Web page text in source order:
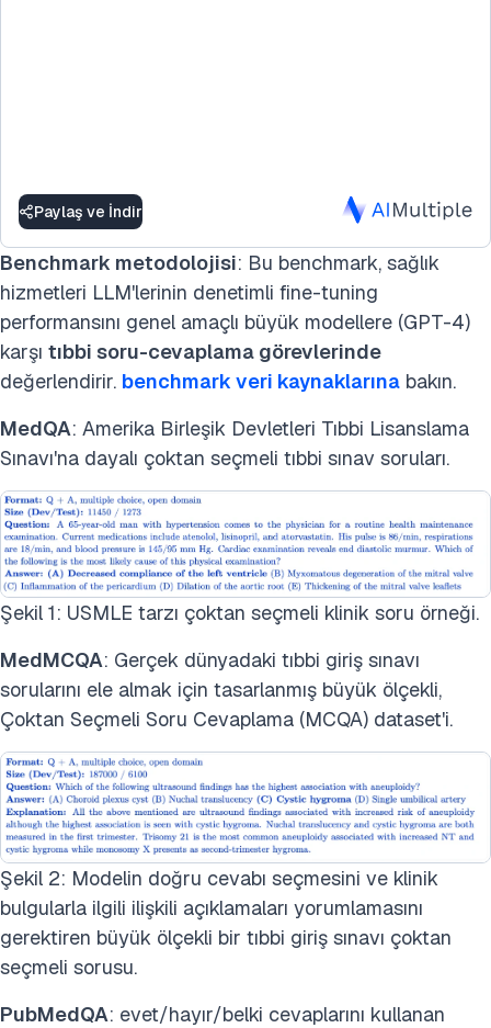
Paylaş ve İndir
Benchmark metodolojisi: Bu benchmark, sağlık
hizmetleri LLM'lerinin denetimli fine-tuning
performansını genel amaçlı büyük modellere (GPT-4)
karşı tıbbi soru-cevaplama görevlerinde
değerlendirir. benchmark veri kaynaklarına bakın.
MedQA: Amerika Birleşik Devletleri Tıbbi Lisanslama
Sınavı'na dayalı çoktan seçmeli tıbbi sınav soruları.
Şekil 1: USMLE tarzı çoktan seçmeli klinik soru örneği.
MedMCQA: Gerçek dünyadaki tıbbi giriş sınavı
sorularını ele almak için tasarlanmış büyük ölçekli,
Çoktan Seçmeli Soru Cevaplama (MCQA) dataset'i.
Şekil 2: Modelin doğru cevabı seçmesini ve klinik
bulgularla ilgili ilişkili açıklamaları yorumlamasını
gerektiren büyük ölçekli bir tıbbi giriş sınavı çoktan
seçmeli sorusu.
PubMedQA: evet/hayır/belki cevaplarını kullanan